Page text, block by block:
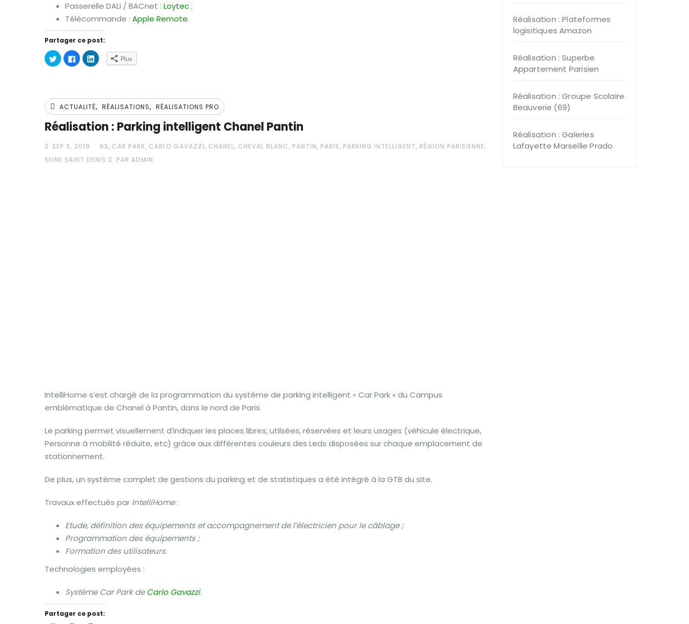
Passerelle DALI / BACnet : Loytec;
Télécommande : Apple Remote.
Partager ce post:
Cliquez
pour
partager
nouvelle
fenêtre)
Cliquez
pour
partager
nouvelle
fenêtre)
Cliquez
pour
nouvelle
fenêtre)
Plus
ACTUALITÉ, RÉALISATIONS, RÉALISATIONS PRO
Réalisation : Parking intelligent Chanel Pantin
SEP 3, 2019 93, CAR PARK, CARLO GAVAZZI, CHANEL, CHEVAL BLANC, PANTIN, PARIS, PARKING INTELLIGENT, RÉGION PARISIENNE,
SEINE SAINT DENIS PAR ADMIN
IntelliHome s’est chargé de la programmation du système de parking intelligent « Car Park » du Campus
emblématique de Chanel à Pantin, dans le nord de Paris.
Le parking permet visuellement d’indiquer les places libres, utilsées, réservées et leurs usages (véhicule électrique,
Personne à mobilité réduite, etc) grâce aux différentes couleurs des Leds disposées sur chaque emplacement de
stationnement.
De plus, un système complet de gestions du parking et de statistiques a été intégré à la GTB du site.
Travaux effectués par IntelliHome:
Etude, définition des équipements et accompagnement de l’électricien pour le câblage ;
Programmation des équipements ;
Formation des utilisateurs.
Technologies employées :
Système Car Park deCarlo Gavazzi.
Partager ce post:
Réalisation : Plateformes
logisitiques Amazon
Réalisation : Superbe
Appartement Parisien
Réalisation : Groupe Scolaire
Beauverie (69)
Réalisation : Galeries
Lafayette Marseille Prado